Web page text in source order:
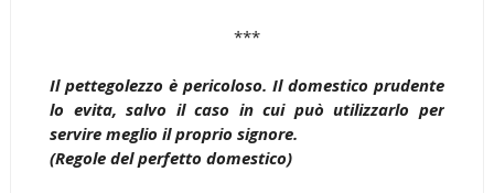
***
Il pettegolezzo è pericoloso. Il domestico prudente
lo evita, salvo il caso in cui può utilizzarlo per
servire meglio il proprio signore.
(Regole del perfetto domestico)